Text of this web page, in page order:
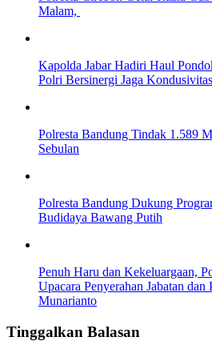
Malam,
Kapolda Jabar Hadiri Haul
Polri Bersinergi Jaga
Polresta Bandung Tindak 1.589
Sebulan
Polresta Bandung Dukung
Budidaya Bawang Putih
Penuh Haru dan Kekeluargaan,
Upacara Penyerahan Jabatan
Munarianto
Tinggalkan Balasan